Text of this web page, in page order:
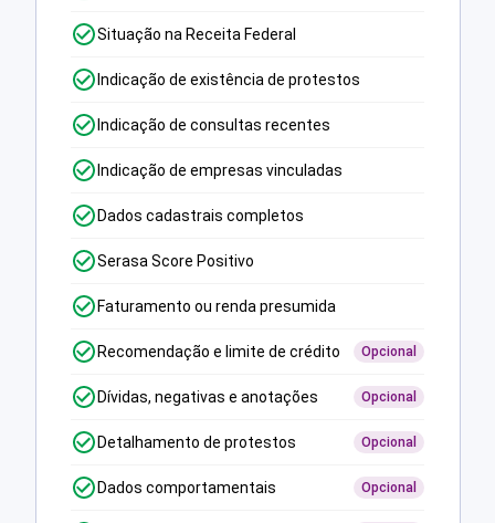
Situação na Receita Federal
Indicação de existência de protestos
Indicação de consultas recentes
Indicação de empresas vinculadas
Dados cadastrais completos
Serasa Score Positivo
Faturamento ou renda presumida
Recomendação e limite de crédito Opcional
Dívidas, negativas e anotações Opcional
Detalhamento de protestos Opcional
Dados comportamentais Opcional